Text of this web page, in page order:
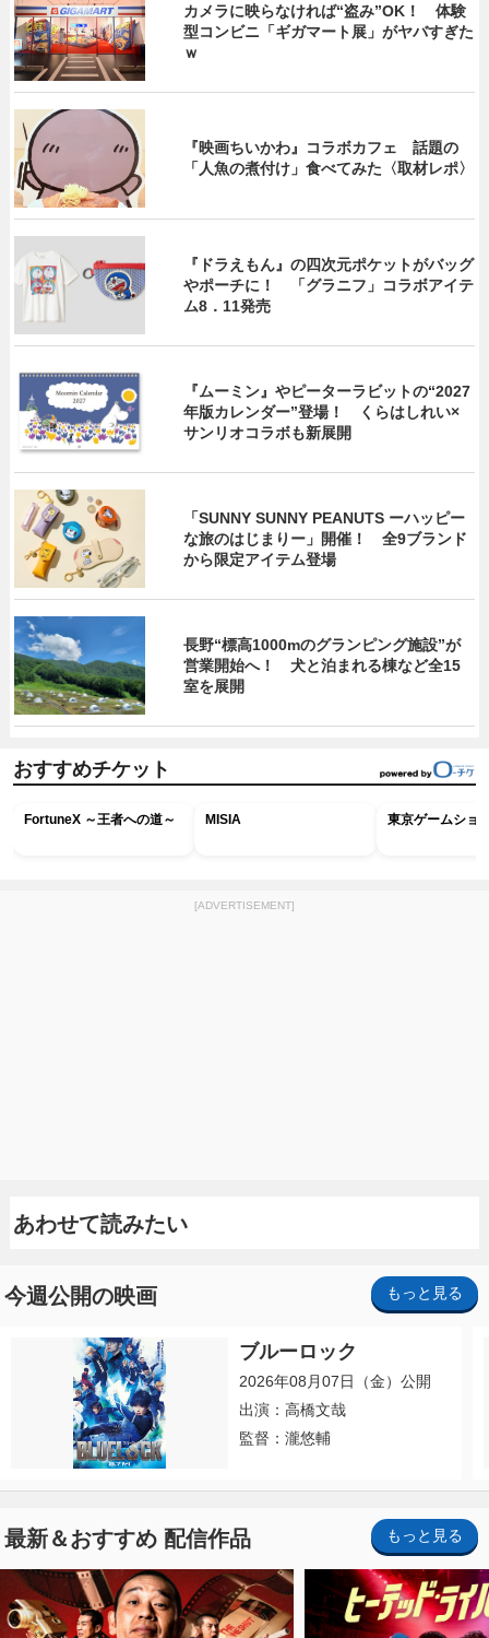
カメラに映らなければ“盗み”OK！ 体験
型コンビニ「ギガマート展」がヤバすぎた
ｗ
『映画ちいかわ』コラボカフェ 話題の
「人魚の煮付け」食べてみた〈取材レポ〉
『ドラえもん』の四次元ポケットがバッグ
やポーチに！ 「グラニフ」コラボアイテ
ム8．11発売
『ムーミン』やピーターラビットの“2027
年版カレンダー”登場！ くらはしれい×
サンリオコラボも新展開
「SUNNY SUNNY PEANUTS ーハッピー
な旅のはじまりー」開催！ 全9ブランド
から限定アイテム登場
長野“標高1000mのグランピング施設”が
営業開始へ！ 犬と泊まれる棟など全15
室を展開
おすすめチケット
FortuneX ～王者への道～ MISIA 東京ゲームショ
[ADVERTISEMENT]
あわせて読みたい
今週公開の映画 もっと見る
ブルーロック
2026年08月07日（金）公開
出演：高橋文哉
監督：瀧悠輔
最新＆おすすめ 配信作品 もっと見る